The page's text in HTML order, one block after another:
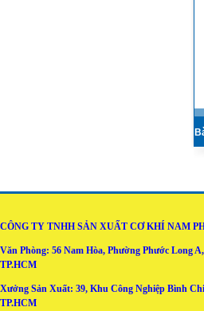
CÔNG TY TNHH SẢN XUẤT CƠ KHÍ NAM
Văn Phòng: 56 Nam Hòa, Phường Phước Long
TP.HCM
Xưởng Sản Xuất: 39, Khu Công Nghiệp Bình
TP.HCM